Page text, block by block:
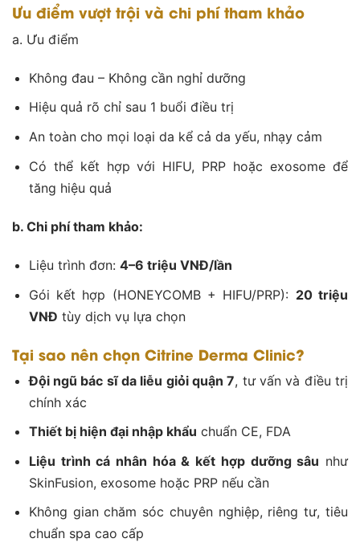
Ưu điểm vượt trội và chi phí tham khảo
a. Ưu điểm
Không đau – Không cần nghỉ dưỡng
Hiệu quả rõ chỉ sau 1 buổi điều trị
An toàn cho mọi loại da kể cả da yếu, nhạy cảm
Có thể kết hợp với HIFU, PRP hoặc exosome để
tăng hiệu quả
b. Chi phí tham khảo:
Liệu trình đơn: 4–6 triệu VNĐ/lần
Gói kết hợp (HONEYCOMB + HIFU/PRP): 20 triệu
VNĐ tùy dịch vụ lựa chọn
Tại sao nên chọn Citrine Derma Clinic?
Đội ngũ bác sĩ da liễu giỏi quận 7, tư vấn và điều trị
chính xác
Thiết bị hiện đại nhập khẩu chuẩn CE, FDA
Liệu trình cá nhân hóa & kết hợp dưỡng sâu như
SkinFusion, exosome hoặc PRP nếu cần
Không gian chăm sóc chuyên nghiệp, riêng tư, tiêu
chuẩn spa cao cấp